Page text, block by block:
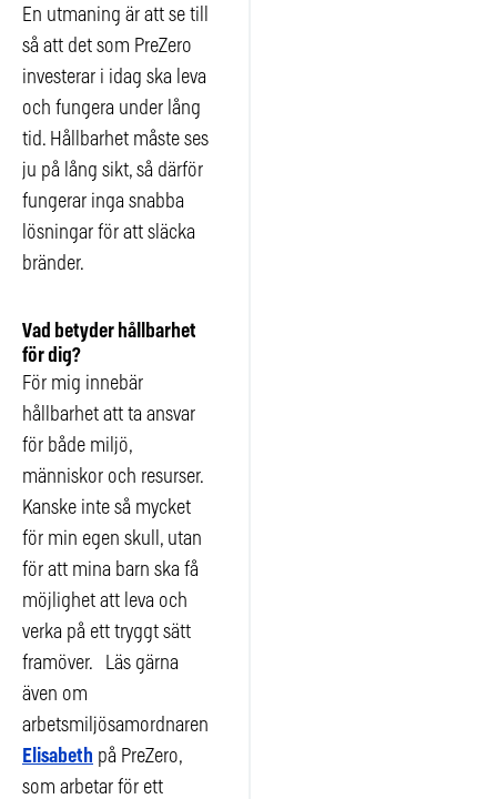
En utmaning är att se till
så att det som PreZero
investerar i idag ska leva
och fungera under lång
tid. Hållbarhet måste ses
ju på lång sikt, så därför
fungerar inga snabba
lösningar för att släcka
bränder.
Vad betyder hållbarhet
för dig?
För mig innebär
hållbarhet att ta ansvar
för både miljö,
människor och resurser.
Kanske inte så mycket
för min egen skull, utan
för att mina barn ska få
möjlighet att leva och
verka på ett tryggt sätt
framöver. Läs gärna
även om
arbetsmiljösamordnaren
Elisabeth på PreZero,
som arbetar för ett